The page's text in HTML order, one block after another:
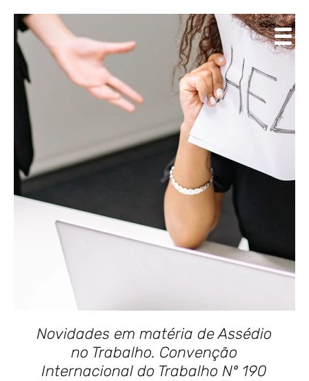
Novidades em matéria de Assédio
no Trabalho. Convenção
Internacional do Trabalho Nº 190